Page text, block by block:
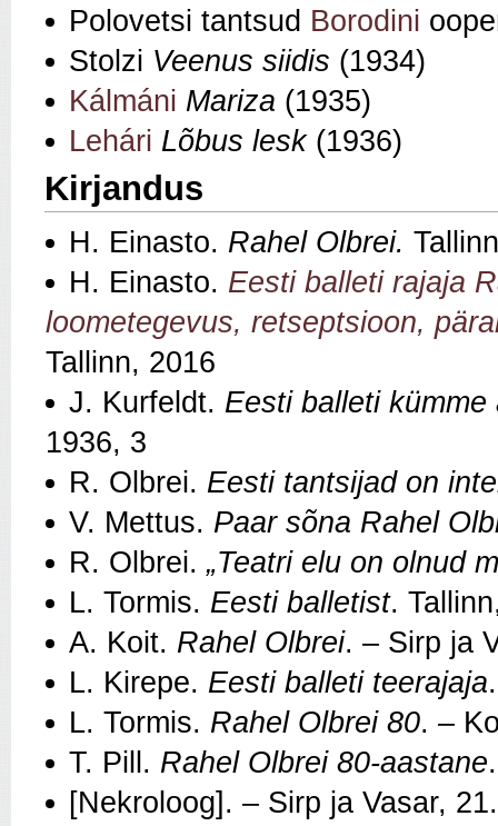
Polovetsi tantsud Borodini
Stolzi Veenus siidis (1934)
Kálmáni Mariza (1935)
Lehári Lõbus lesk(1936)
Kirjandus
H. Einasto. Rahel Olbrei.
H. Einasto. Eesti balleti rajaja
loometegevus, retseptsioon,
Tallinn, 2016
J. Kurfeldt. Eesti balleti kümme
1936, 3
R. Olbrei. Eesti tantsijad on
V. Mettus. Paar sõna Rahel
R. Olbrei. „Teatri elu on olnud
L. Tormis. Eesti balletist.
A. Koit. Rahel Olbrei. – Sirp ja
L. Kirepe. Eesti balleti teerajaja
L. Tormis. Rahel Olbrei 80. –
T. Pill. Rahel Olbrei 80-aastane
[Nekroloog]. – Sirp ja Vasar,